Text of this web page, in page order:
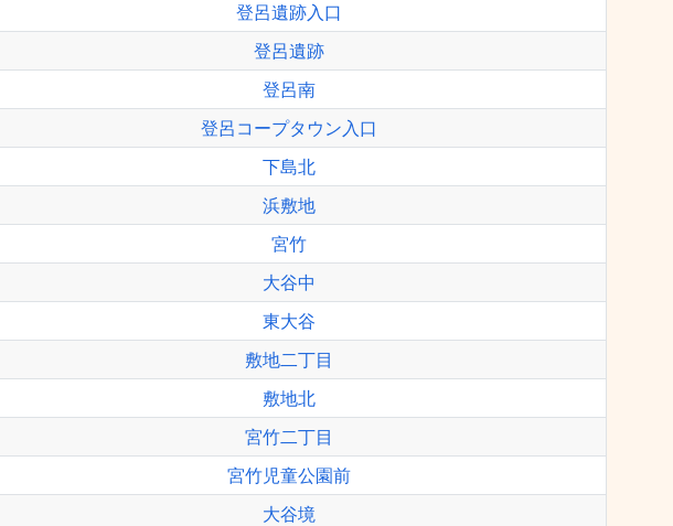
登呂遺跡入口
登呂遺跡
登呂南
登呂コープタウン入口
下島北
浜敷地
宮竹
大谷中
東大谷
敷地二丁目
敷地北
宮竹二丁目
宮竹児童公園前
大谷境